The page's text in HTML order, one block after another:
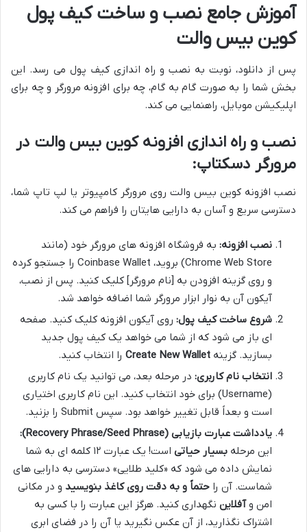
آموزش جامع نصب و ساخت کیف پول
کوین بیس والت
پس از دانلود، نوبت به نصب و راه اندازی کیف پول می رسد. این
بخش شما را به صورت گام به گام، چه برای افزونه مرورگر و چه برای
اپلیکیشن موبایل، راهنمایی می کند.
نصب و راه اندازی افزونه کوین بیس والت در
مرورگر دسکتاپ:
نصب افزونه کوین بیس والت روی مرورگر کامپیوتر یا لپ تاپ شما،
دسترسی سریع و آسان به دارایی هایتان را فراهم می کند.
نصب افزونه: به فروشگاه افزونه های مرورگر خود (مانند
Chrome Web Store) بروید، Coinbase Wallet را جستجو کرده
و روی گزینه افزودن به [نام مرورگر] کلیک کنید. پس از نصب،
آیکون آن به نوار ابزار مرورگر شما اضافه خواهد شد.
شروع ساخت کیف پول: روی آیکون افزونه کلیک کنید. صفحه
ای باز می شود که از شما می خواهد یک کیف پول جدید
بسازید. گزینه Create New Wallet را انتخاب کنید.
انتخاب نام کاربری: در مرحله بعد، می توانید یک نام کاربری
(Username) برای خود انتخاب کنید. این نام کاربری اختیاری
است و بعداً قابل تغییر خواهد بود. سپس Submit را بزنید.
یادداشت عبارت بازیابی (Recovery Phrase/Seed Phrase):
این مرحله بسیار حیاتی
است! یک عبارت ۱۲ کلمه ای به شما
نمایش داده می شود که «کلید طلایی» دسترسی به دارایی های
شماست. آن را حتماً و به دقت روی کاغذ بنویسید و در مکانی
امن وآفلاین نگهداری کنید. هرگز این عبارت را با کسی به
اشتراک نگذارید، از آن عکس نگیرید یا آن را در فضای ابری